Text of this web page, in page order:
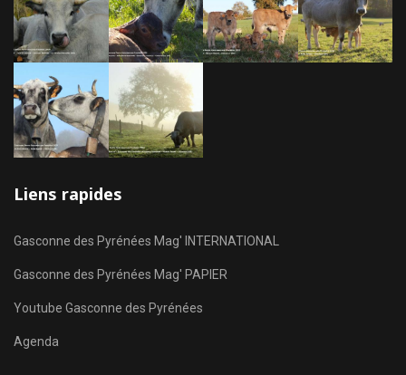
Liens rapides
Gasconne des Pyrénées Mag' INTERNATIONAL
Gasconne des Pyrénées Mag' PAPIER
Youtube Gasconne des Pyrénées
Agenda